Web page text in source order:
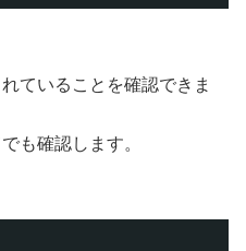
ていることを確認できま
も確認します。